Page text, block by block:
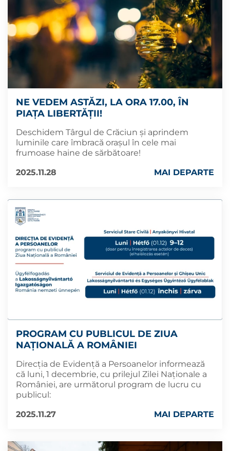
NE VEDEM ASTĂZI, LA ORA 17.00, ÎN
PIAȚA LIBERTĂȚII!
Deschidem Târgul de Crăciun și aprindem
luminile care îmbracă orașul în cele mai
frumoase haine de sărbătoare!
2025.11.28
MAI DEPARTE
PROGRAM CU PUBLICUL DE ZIUA
NAȚIONALĂ A ROMÂNIEI
Direcția de Evidență a Persoanelor informează
că luni, 1 decembrie, cu prilejul Zilei Naționale a
României, are următorul program de lucru cu
publicul:
2025.11.27
MAI DEPARTE